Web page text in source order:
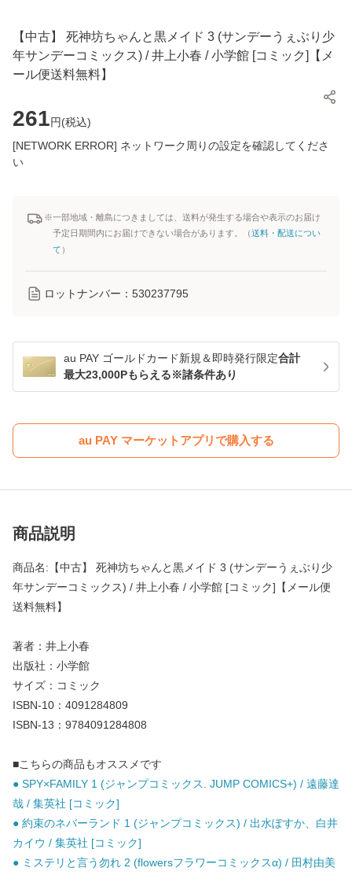
【中古】 死神坊ちゃんと黒メイド 3 (サンデーうぇぶり少
年サンデーコミックス) / 井上小春 / 小学館 [コミック]【メ
ール便送料無料】
261円(税込)
[NETWORK ERROR] ネットワーク周りの設定を確認してくださ
い
※一部地域・離島につきましては、送料が発生する場合や表示のお届け
予定日期間内にお届けできない場合があります。（送料・配送につい
て ）
ロットナンバー： 530237795
au PAY ゴールドカード新規＆即時発行限定合計
最大23,000Pもらえる※諸条件あり
au PAY マーケットアプリで購入する
商品説明
商品名:【中古】 死神坊ちゃんと黒メイド 3 (サンデーうぇぶり少
年サンデーコミックス) / 井上小春 / 小学館 [コミック]【メール便
送料無料】
著者：井上小春
出版社：小学館
サイズ：コミック
ISBN-10：4091284809
ISBN-13：9784091284808
■こちらの商品もオススメです
● SPY×FAMILY 1 (ジャンプコミックス. JUMP COMICS+) / 遠藤達
哉 / 集英社 [コミック]
● 約束のネバーランド 1 (ジャンプコミックス) / 出水ぽすか、白井
カイウ / 集英社 [コミック]
● ミステリと言う勿れ 2 (flowersフラワーコミックスα) / 田村由美